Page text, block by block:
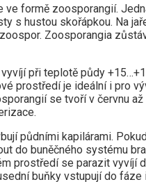
ve formě zoosporangií.
s hustou skořápkou. Na
Zoosporangia
při teplotě půdy
prostředí je ideální i pro
se tvoří v červnu až
půdními kapilárami.
do buněčného systému
prostředí se parazit vyvíjí
buňky vstupují do fáze